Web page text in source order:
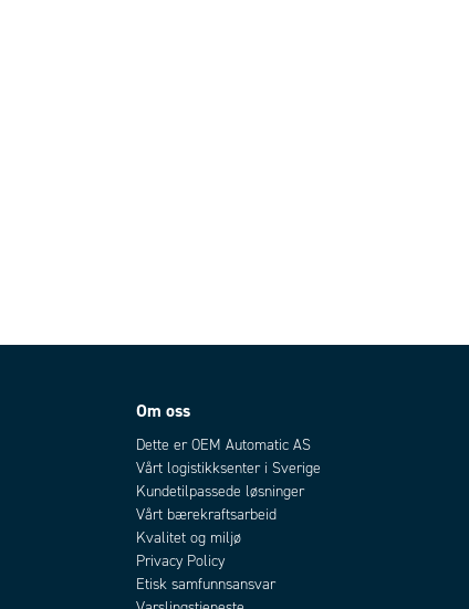
Om oss
Dette er OEM Automatic AS
Vårt logistikksenter i Sverige
Kundetilpassede løsninger
Vårt bærekraftsarbeid
Kvalitet og miljø
Privacy Policy
Etisk samfunnsansvar